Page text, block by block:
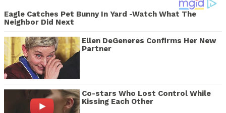
Eagle Catches Pet Bunny In Yard -Watch What The
Neighbor Did Next
Ellen DeGeneres Confirms Her New
Partner
Co-stars Who Lost Control While
Kissing Each Other